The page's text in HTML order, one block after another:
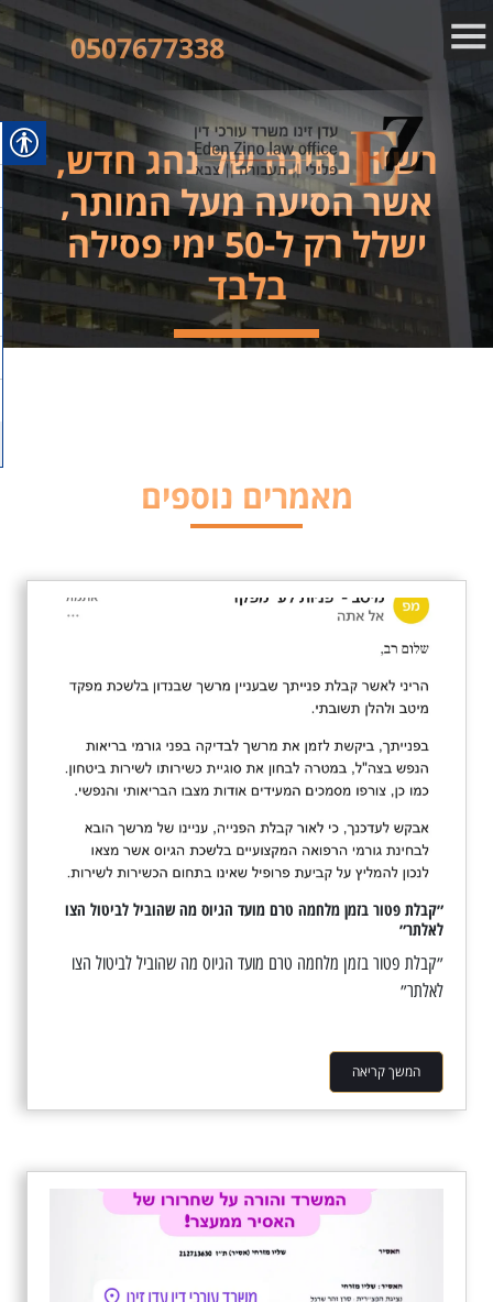
0507677338
רשיון נהיגה של נהג חדש,
אשר הסיעה מעל המותר,
ישלל רק ל-50 ימי פסילה
בלבד
מאמרים נוספים
״קבלת פטור בזמן מלחמה טרם מועד הגיוס מה שהוביל לביטול הצו
לאלתר״
״קבלת פטור בזמן מלחמה טרם מועד הגיוס מה שהוביל לביטול הצו
לאלתר״
המשך קריאה